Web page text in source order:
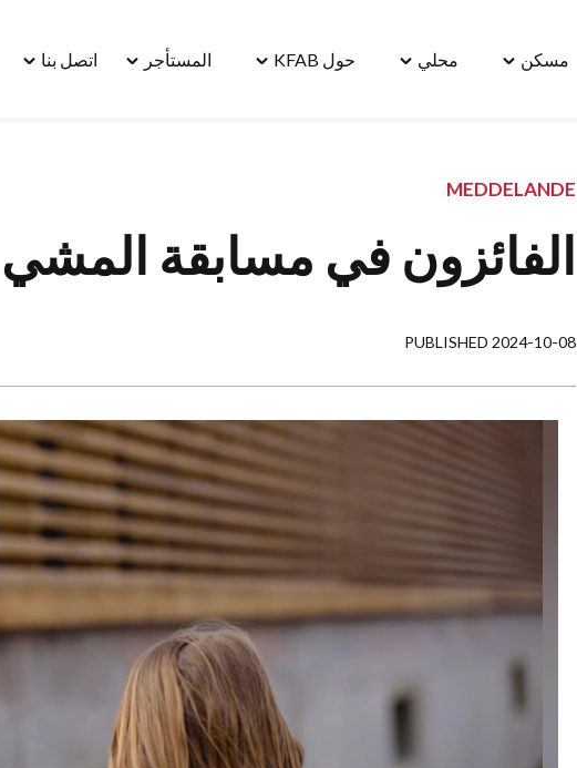
مسكن Toggle
محلي Toggle
حول KFAB
Toggle
المستأجر Toggleاتصل بنا Toggle
MEDDELANDE
الفائزون في مسابقة المشي
PUBLISHED 2024-10-08